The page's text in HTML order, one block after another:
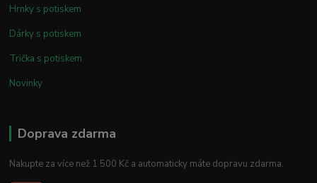
Hrnky s potiskem
Dárky s potiskem
Trička s potiskem
Novinky
Doprava zdarma
Nakupte za více než 1 500 Kč a automaticky máte dopravu zdarma.